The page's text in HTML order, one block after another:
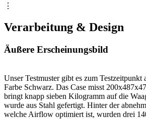
⋮
Verarbeitung & Design
Äußere Erscheinungsbild
Unser Testmuster gibt es zum Testzeitpunkt
Farbe Schwarz. Das Case misst
bringt knapp sieben Kilogramm auf die
wurde aus Stahl gefertigt. Hinter der
welche Airflow optimiert ist, wurden drei